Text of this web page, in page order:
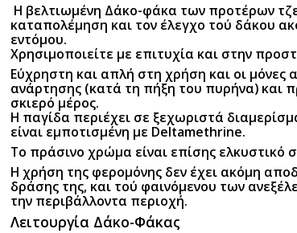
Η βελτιωμένη Δάκο-φάκα των προτέρων
καταπολέμηση και τον έλεγχο τού δάκου
εντόμου.
Χρησιμοποιείτε με επιτυχία και στην
Εύχρηστη και απλή στη χρήση και οι μόνες
ανάρτησης (κατά τη πήξη του πυρήνα) και
σκιερό μέρος.
Η παγίδα περιέχει σε ξεχωριστά
είναι εμποτισμένη με Deltamethrine.
Το πράσινο χρώμα είναι επίσης
Η χρήση της φερομόνης δεν έχει ακόμη
δράσης της, και τού φαινόμενου των
την περιβάλλοντα περιοχή.
Λειτουργία Δάκο-Φάκας